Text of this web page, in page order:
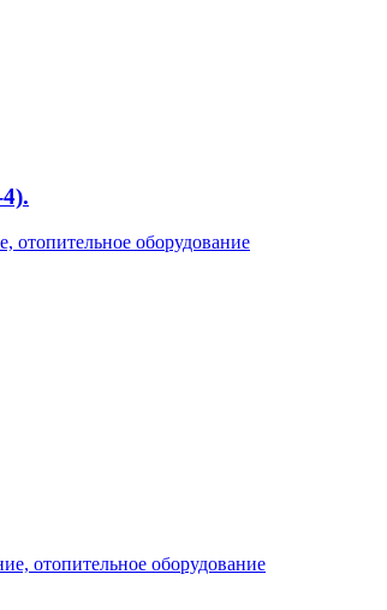
отопительное оборудование
отопительное оборудование